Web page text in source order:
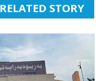
RELATED STORY